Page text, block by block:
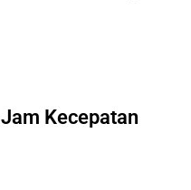
Jam Kecepatan